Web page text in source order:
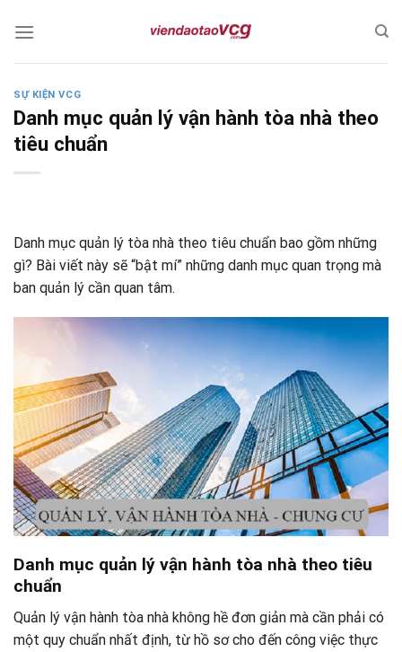
SỰ KIỆN VCG
Danh mục quản lý vận hành tòa nhà theo
tiêu chuẩn
Danh mục quản lý tòa nhà theo tiêu chuẩn bao gồm những
gì? Bài viết này sẽ “bật mí” những danh mục quan trọng mà
ban quản lý cần quan tâm.
Danh mục quản lý vận hành tòa nhà theo tiêu
chuẩn
Quản lý vận hành tòa nhà không hề đơn giản mà cần phải có
một quy chuẩn nhất định, từ hồ sơ cho đến công việc thực